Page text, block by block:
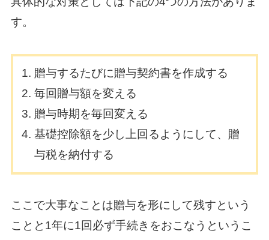
す。
贈与するたびに贈与契約書を作成する
毎回贈与額を変える
贈与時期を毎回変える
基礎控除額を少し上回るようにして、贈
与税を納付する
ここで大事なことは贈与を形にして残すという
ことと1年に1回必ず手続きをおこなうというこ